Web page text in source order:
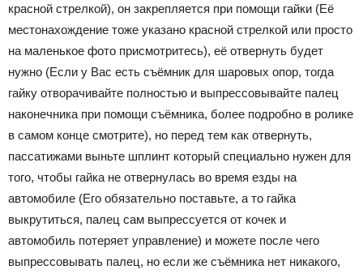
красной стрелкой), он закрепляется при помощи гайки (Её
местонахождение тоже указано красной стрелкой или просто
на маленькое фото присмотритесь), её отвернуть будет
нужно (Если у Вас есть съёмник для шаровых опор, тогда
гайку отворачивайте полностью и выпрессовывайте палец
наконечника при помощи съёмника, более подробно в ролике
в самом конце смотрите), но перед тем как отвернуть,
пассатижами выньте шплинт который специально нужен для
того, чтобы гайка не отвернулась во время езды на
автомобиле (Его обязательно поставьте, а то гайка
выкрутиться, палец сам выпрессуется от кочек и
автомобиль потеряет управление) и можете после чего
выпрессовывать палец, но если же съёмника нет никакого,